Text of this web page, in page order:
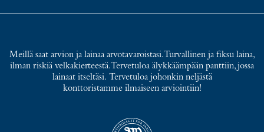
Meillä saat arvion ja lainaa arvotavaroistasi. Turvallinen ja fiksu laina,
ilman riskiä velkakierteestä. Tervetuloa älykkäämpään panttiin, jossa
lainaat itseltäsi. Tervetuloa johonkin neljästä
konttoristamme ilmaiseen arviointiin!